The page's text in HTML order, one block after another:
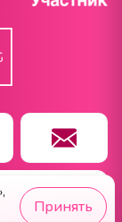
Принять